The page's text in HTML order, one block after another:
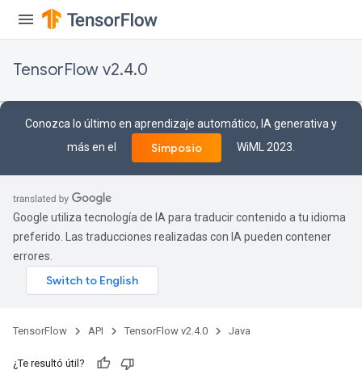
TensorFlow v2.4.0
Conozca lo último en aprendizaje automático, IA generativa y
más en el
Simposio WiML 2023.
Google utiliza tecnología de IA para traducir contenido a tu idioma
preferido. Las traducciones realizadas con IA pueden contener
errores.
TensorFlow API TensorFlow v2.4.0 Java
¿Te resultó útil?